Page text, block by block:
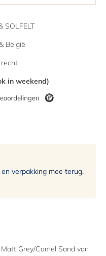
SOLFELT
België
in weekend)
verpakking mee terug.
Grey/Camel Sand van